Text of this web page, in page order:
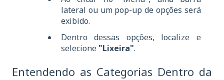
lateral ou um pop-up de opções será
exibido.
Dentro dessas opções, localize e
selecione "Lixeira".
Entendendo as Categorias Dentro da